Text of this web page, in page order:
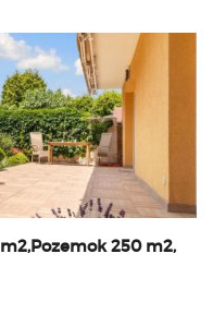
250 m2,